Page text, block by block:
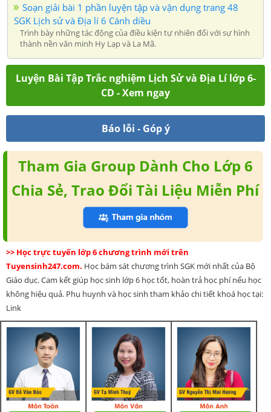
Soạn giải bài 1 phần luyện tập và vận dụng trang 48
SGK Lịch sử và Địa lí 6 Cánh diều
Trình bày những tác động của điều kiện tự nhiên đối với sự hình
thành nền văn minh Hy Lạp và La Mã.
Luyện Bài Tập Trắc nghiệm Lịch Sử và Địa Lí lớp 6-
CD - Xem ngay
Báo lỗi - Góp ý
Tham Gia Group Dành Cho Lớp 6
Chia Sẻ, Trao Đổi Tài Liệu Miễn Phí
>> Học trực tuyến lớp 6 chương trình mới trên
Tuyensinh247.com. Học bám sát chương trình SGK mới nhất của Bộ
Giáo dục. Cam kết giúp học sinh lớp 6 học tốt, hoàn trả học phí nếu học
không hiệu quả. Phụ huynh và học sinh tham khảo chi tiết khoá học tại:
Link